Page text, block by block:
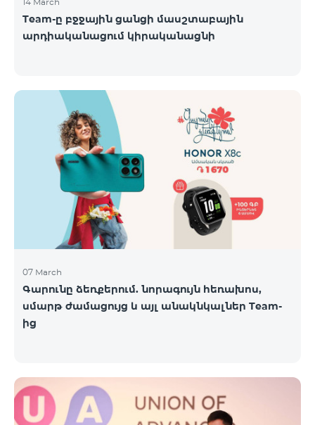
Team-ը բջջային ցանցի մասշտաբային
արդիականացում կիրականացնի
07 March
Գարունը ձեռքերում. նորագույն հեռախոս,
սմարթ ժամացույց և այլ անակնկալներ Team-
ից